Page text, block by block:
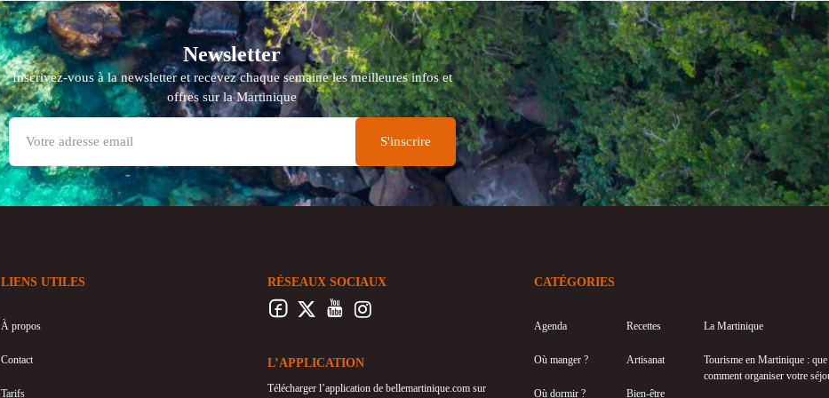
Newsletter
Inscrivez-vous à la newsletter et recevez chaque semaine les meilleures infos et
offres sur la Martinique
LIENS UTILES
À propos
Contact
Tarifs
RÉSEAUX SOCIAUX
L’APPLICATION
Télécharger l’application de bellemartinique.com sur
CATÉGORIES
Agenda
Où manger ?
Où dormir ?
Recettes
Artisanat
Bien-être
La Martinique
Tourisme en Martinique :
comment organiser votre